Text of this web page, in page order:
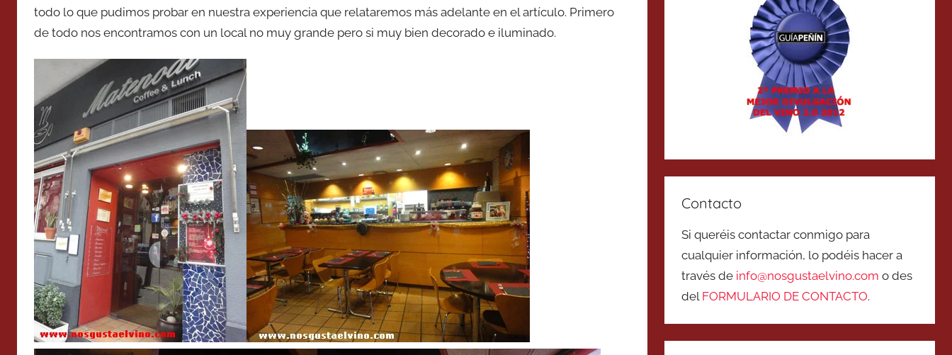
todo lo que pudimos probar en nuestra experiencia que relataremos más adelante en el artículo. Primero
de todo nos encontramos con un local no muy grande pero si muy bien decorado e iluminado.
Contacto
Si queréis contactar conmigo para
cualquier información, lo podéis hacer a
través de info@nosgustaelvino.com o des
del FORMULARIO DE CONTACTO.